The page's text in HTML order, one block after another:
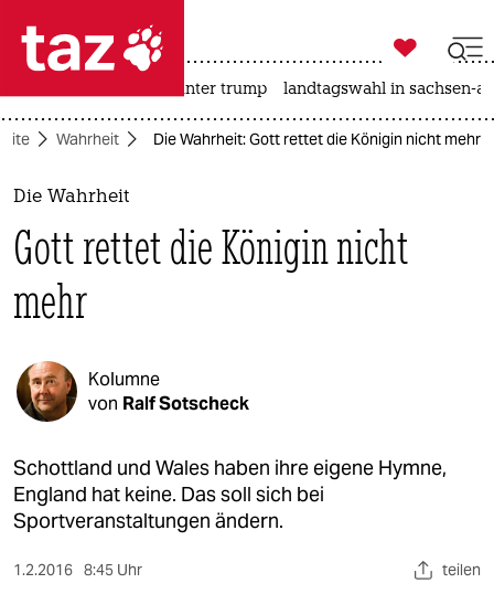
 taz zahl ich
taz zahl ich
themen
politik
öko
kultur
berlin

taz zahl ich
usa unter trump landtagswahl in sachsen-
Wahrheit Die Wahrheit: Gott rettet die Königin nicht mehr
Die Wahrheit
Gott rettet die Königin nicht
mehr
Kolumne
von Ralf Sotscheck
Schottland und Wales haben ihre eigene Hymne,
England hat keine. Das soll sich bei
Sportveranstaltungen ändern.
1.2.2016 8:45 Uhr teilen